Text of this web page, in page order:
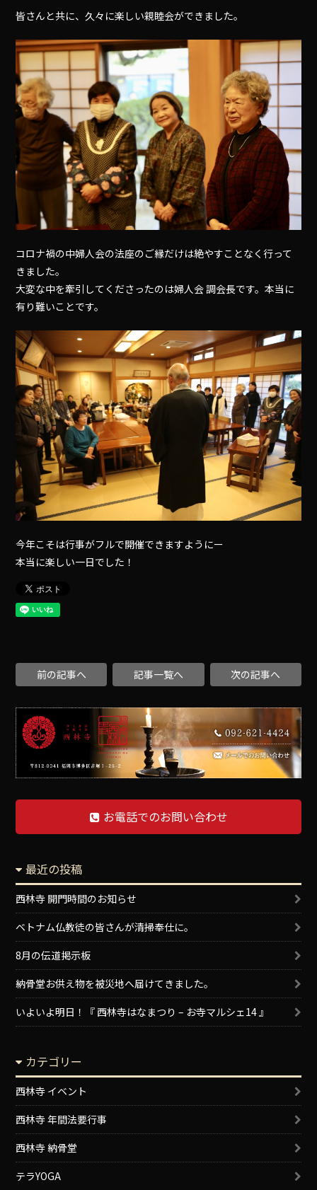
皆さんと共に、久々に楽しい親睦会ができました。
コロナ禍の中婦人会の法座のご縁だけは絶やすことなく行って
きました。
大変な中を牽引してくださったのは婦人会 調会長です。本当に
有り難いことです。
今年こそは行事がフルで開催できますようにー
本当に楽しい一日でした！
前の記事へ 記事一覧へ 次の記事へ
お電話でのお問い合わせ
最近の投稿
西林寺 開門時間のお知らせ
ベトナム仏教徒の皆さんが清掃奉仕に。
8月の伝道掲示板
納骨堂お供え物を被災地へ届けてきました。
いよいよ明日！『 西林寺はなまつり – お寺マルシェ14 』
カテゴリー
西林寺 イベント
西林寺 年間法要行事
西林寺 納骨堂
テラYOGA